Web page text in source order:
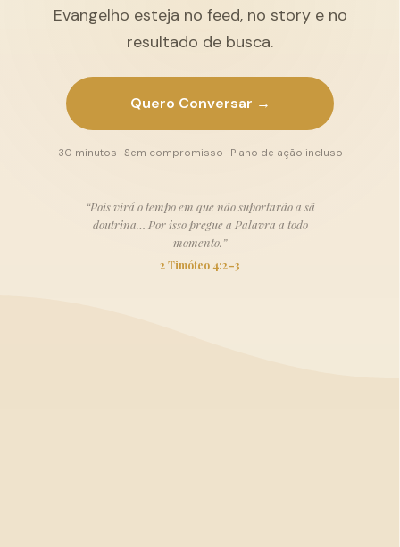
Evangelho esteja no feed, no story e no
resultado de busca.
Quero Conversar →
30 minutos · Sem compromisso · Plano de ação incluso
“Pois virá o tempo em que não suportarão a sã
doutrina… Por isso pregue a Palavra a todo
momento.”
2 Timóteo 4:2–3